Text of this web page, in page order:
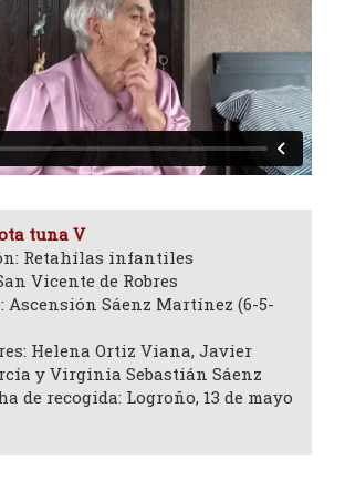
tuna V
Retahílas infantiles
Vicente de Robres
Ascensión Sáenz Martínez (6-5-
Helena Ortiz Viana, Javier
y Virginia Sebastián Sáenz
de recogida: Logroño, 13 de mayo